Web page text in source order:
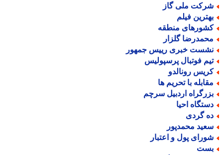
ملی گاز
فیلم
منطقه
گلزار
خبری رییس جمهور
فوتبال پرسپولیس
رونالدو
با تحریم ها
اردبیل سرچم
احیا
گردی
محمدپور
پول و اعتبار